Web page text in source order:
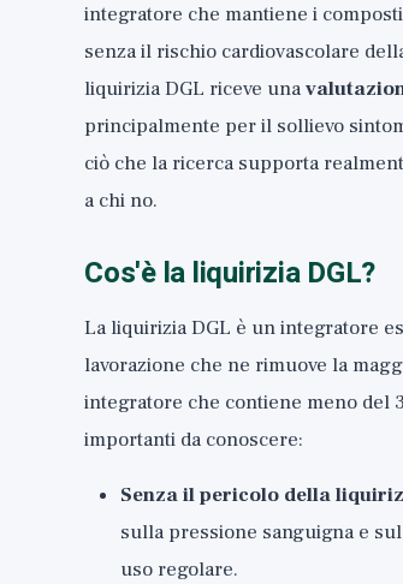
integratore che mantiene i
senza il rischio cardiovascolare
liquirizia DGL riceve una
principalmente per il sollievo
ciò che la ricerca supporta
a chi no.
Cos'è la liquirizia DGL?
La liquirizia DGL è un integratore
lavorazione che ne rimuove la
integratore che contiene meno del
importanti da conoscere:
Senza il pericolo della
sulla pressione sanguigna e
uso regolare.